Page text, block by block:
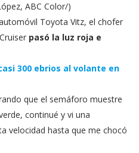
ABC Color/)
Toyota Vitz, el chofer
pasó la luz roja e
300 ebrios al volante en
que el semáforo muestre
continué y vi una
velocidad hasta que me chocó